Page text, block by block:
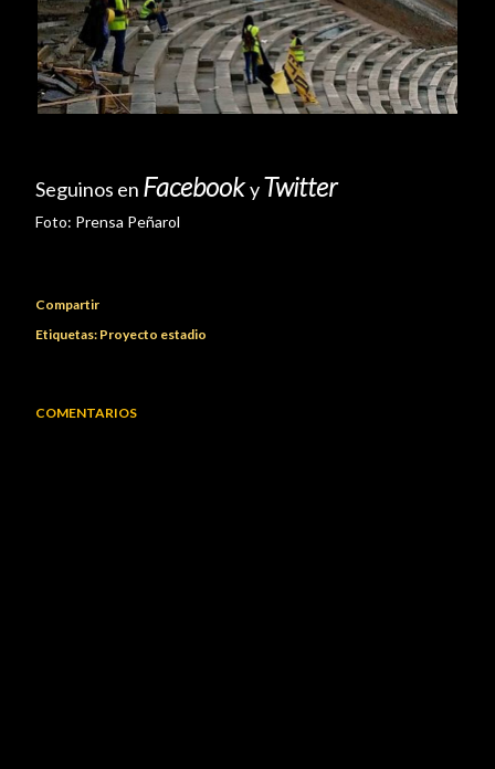
Seguinos en FacebookyTwitter
Foto: Prensa Peñarol
Compartir
Etiquetas: Proyecto estadio
COMENTARIOS